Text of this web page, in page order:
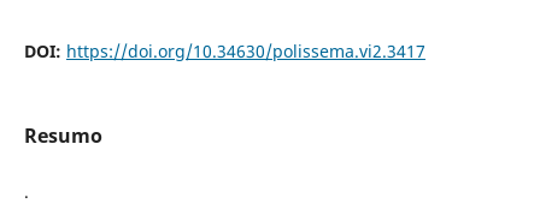
DOI: https://doi.org/10.34630/polissema.vi2.3417
Resumo
.